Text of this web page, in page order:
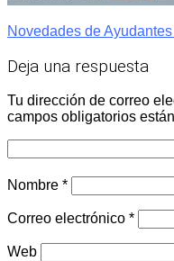
Novedades de
Deja una respuesta
Tu dirección de correo
campos obligatorios
Nombre *
Correo electrónico *
Web